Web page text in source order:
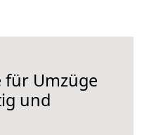
für Umzüge
und